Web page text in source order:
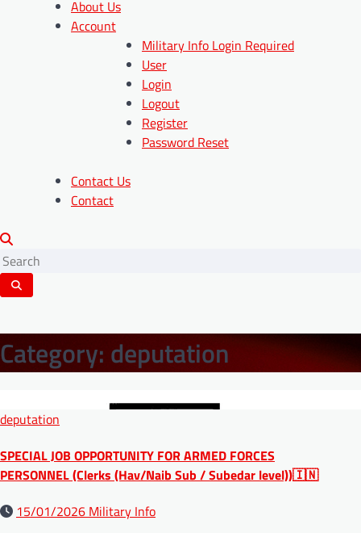
About Us
Account
Military Info Login Required
User
Login
Logout
Register
Password Reset
Contact Us
Contact
Category: deputation
deputation
SPECIAL JOB OPPORTUNITY FOR ARMED FORCES
PERSONNEL (Clerks (Hav/Naib Sub / Subedar level))🇮🇳
15/01/2026 Military Info